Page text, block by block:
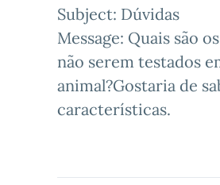
Subject: Dúvidas
Message: Quais são
não serem testados
animal?Gostaria de
características.